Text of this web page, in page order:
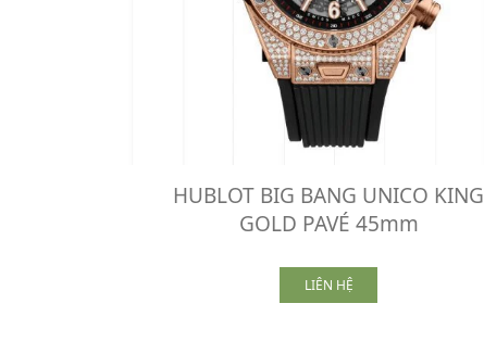
HUBLOT BIG BANG UNICO KING
GOLD PAVÉ 45mm
LIÊN HỆ